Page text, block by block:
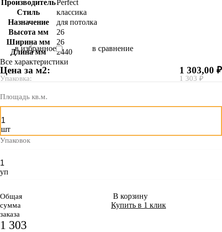
ПроизводительPerfect
Стиль
классика
Назначение
для потолка
Высота мм
26
Ширина мм
26
Длина мм
2440
Все характеристики
в избранное в сравнение
Цена за м2:
Упаковка:
1 303,00 ₽
1 303 ₽
Площадь кв.м.
шт
Упаковок
уп
Общая
сумма
заказа
1 303
В корзину
Купить в 1 клик